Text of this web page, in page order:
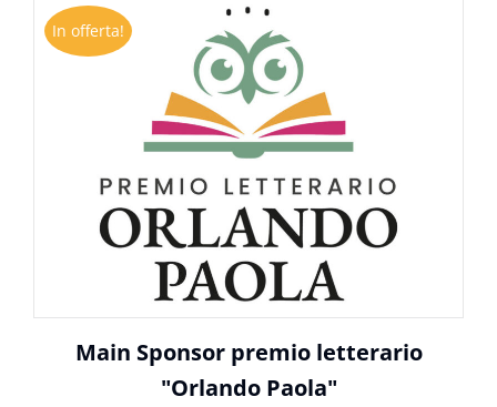
In offerta!
Main Sponsor premio letterario
"Orlando Paola"